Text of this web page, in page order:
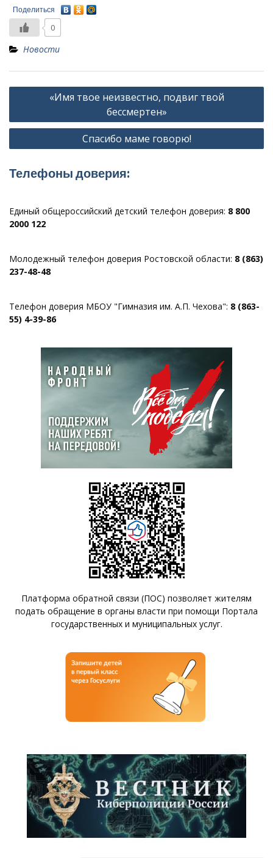
Поделиться
0
Новости
Навигация
записям
«Имя твое неизвестно, подвиг твой
бессмертен»
Спасибо маме говорю!
Телефоны доверия:
Единый общероссийский детский телефон доверия: 8 800
2000 122
Молодежный телефон доверия Ростовской области: 8 (863)
237-48-48
Телефон доверия МБОУ "Гимназия им. А.П. Чехова": 8 (863-
55) 4-39-86
Платформа обратной связи (ПОС) позволяет жителям
подать обращение в органы власти при помощи Портала
государственных и муниципальных услуг.